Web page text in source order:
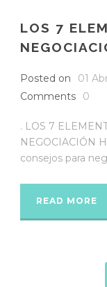
LOS 7
Posted on
01
Comments
0
. LOS 7
NEGOCIACIÓN
consejos para
READ MORE